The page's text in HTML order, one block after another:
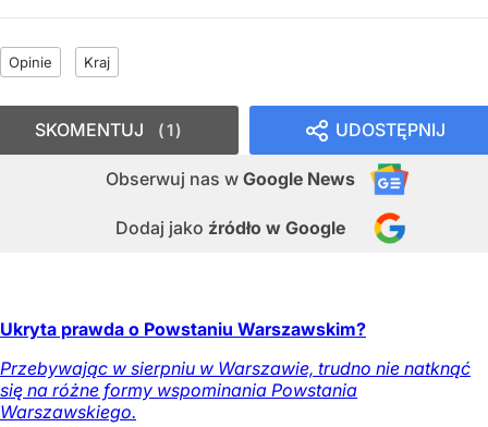
Opinie Kraj
UDOSTĘPNIJ
Obserwuj nas w Google News
Dodaj jako źródło w Google
SKOMENTUJ 1
Ukryta prawda o Powstaniu Warszawskim?
Przebywając w sierpniu w Warszawie, trudno nie natknąć
się na różne formy wspominania Powstania
Warszawskiego.